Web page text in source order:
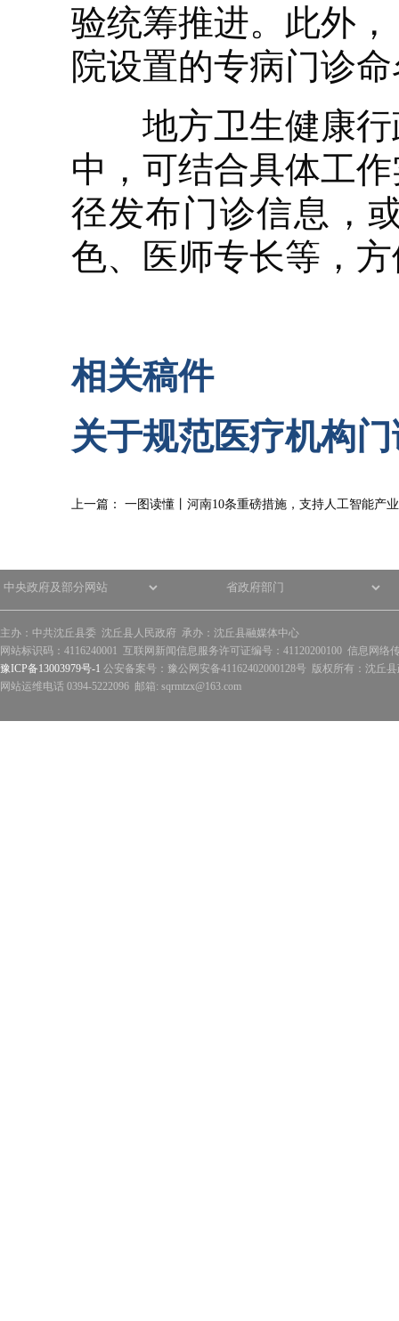
验统筹推进。此外
院设置的专病门诊
地方卫生健康行
中，可结合具体工
径发布门诊信息，
色、医师专长等，
相关稿件
关于规范医疗机构
上一篇： 一图读懂丨河南10条重磅措施，支持人工智能产
主办：中共沈丘县委 沈丘县人民政府 承办：沈丘县融媒体中心
网站标识码：4116240001 互联网新闻信息服务许可证编号：41120200100 信息网络
豫ICP备13003979号-1 公安备案号：豫公网安备41162402000128号 版权所有：沈丘
网站运维电话 0394-5222096 邮箱: sqrmtzx@163.com